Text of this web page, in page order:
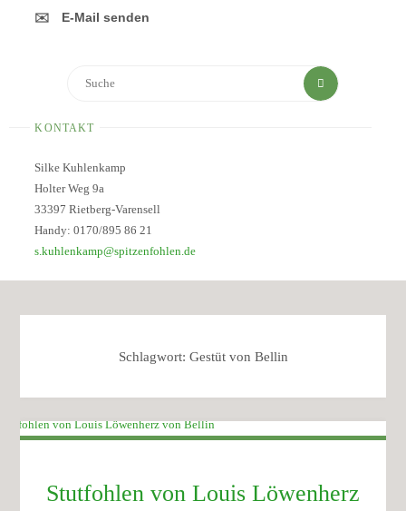
✉️ E-Mail senden
Suche
KONTAKT
Silke Kuhlenkamp
Holter Weg 9a
33397 Rietberg-Varensell
Handy: 0170/895 86 21
s.kuhlenkamp@spitzenfohlen.de
Schlagwort: Gestüt von Bellin
Stutfohlen von Louis Löwenherz